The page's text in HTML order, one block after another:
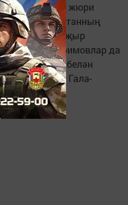
бәйгесенең жюри
- Татарстанның
татар җыр
hәм Азат Кәримовлар да
тәҗрибәсе белән
белән Гала-